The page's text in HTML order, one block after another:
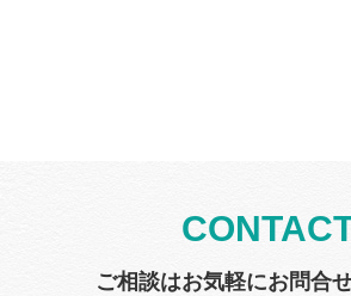
ご相談はお気軽にお問合